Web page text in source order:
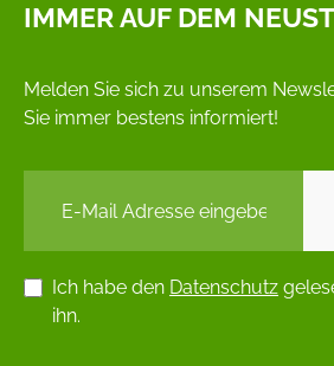
IMMER AUF DEM
Melden Sie sich zu unserem
Sie immer bestens informiert!
Ich habe den Datenschutz
ihn.